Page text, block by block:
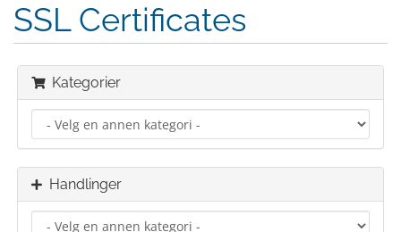
SSL Certificates
Kategorier
Handlinger